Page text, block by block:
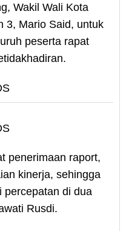
Wakil Wali Kota
3, Mario Said, untuk
peserta rapat
penerimaan raport,
kinerja, sehingga
percepatan di dua
Rusdi.